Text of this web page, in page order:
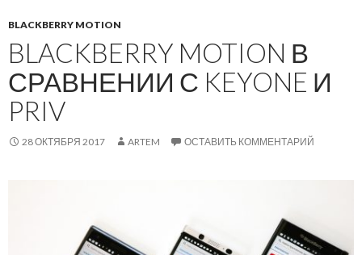
BLACKBERRY MOTION
BLACKBERRY MOTION В
СРАВНЕНИИ С KEYONE И
PRIV
28 ОКТЯБРЯ 2017 ARTEM ОСТАВИТЬ КОММЕНТАРИЙ